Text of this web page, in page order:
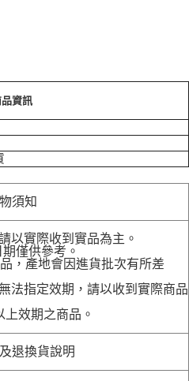
資訊
須知
以實際收到實品為主。
僅供參考。
，產地會因進貨批次有所差
法指定效期，請以收到實際商品
效期之商品。
退換貨說明